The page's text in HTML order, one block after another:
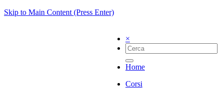
Skip to Main Content (Press Enter)
×
Home
Corsi